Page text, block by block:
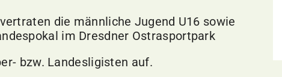
die männliche Jugend U16 sowie
im Dresdner Ostrasportpark
bzw. Landesligisten auf.